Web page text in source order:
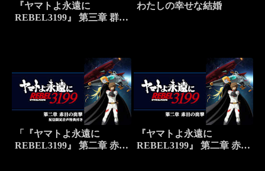
『ヤマトよ永遠に
REBEL3199』 第三章 群青
わたしの幸せな結婚
「『ヤマトよ永遠に
REBEL3199』 第二章 赤日
『ヤマトよ永遠に
REBEL3199』 第二章 赤日